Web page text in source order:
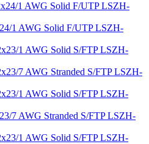
1 AWG Solid F/UTP LSZH-
1 AWG Solid F/UTP LSZH-
1 AWG Solid S/FTP LSZH-
7 AWG Stranded S/FTP LSZH-
1 AWG Solid S/FTP LSZH-
7 AWG Stranded S/FTP LSZH-
1 AWG Solid S/FTP LSZH-